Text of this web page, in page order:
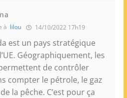
à lilou 14/10/2022 17h19
est un pays stratégique
Géographiquement, les
de contrôler
compter le pétrole, le gaz
la pêche. C’est pour ça